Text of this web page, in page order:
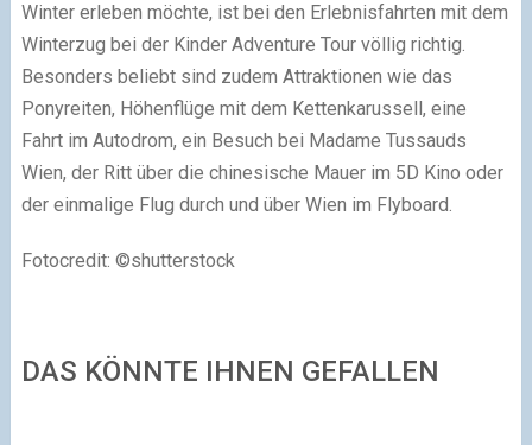
Winter erleben möchte, ist bei den Erlebnisfahrten mit dem
Winterzug bei der Kinder Adventure Tour völlig richtig.
Besonders beliebt sind zudem Attraktionen wie das
Ponyreiten, Höhenflüge mit dem Kettenkarussell, eine
Fahrt im Autodrom, ein Besuch bei Madame Tussauds
Wien, der Ritt über die chinesische Mauer im 5D Kino oder
der einmalige Flug durch und über Wien im Flyboard.
Fotocredit: ©shutterstock
DAS KÖNNTE IHNEN GEFALLEN